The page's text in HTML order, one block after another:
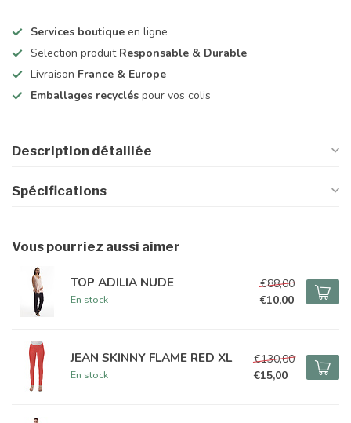
Services boutique en ligne
Selection produit Responsable & Durable
Livraison France & Europe
Emballages recyclés pour vos colis
Description détaillée
Spécifications
Vous pourriez aussi aimer
TOP ADILIA NUDE
En stock
€88,00
€10,00
JEAN SKINNY FLAME RED XL
En stock
€130,00
€15,00